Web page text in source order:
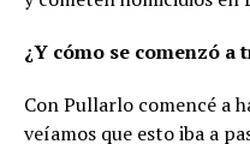
¿Y cómo se comenzó a
Con Pullarlo comencé a
veíamos que esto iba a